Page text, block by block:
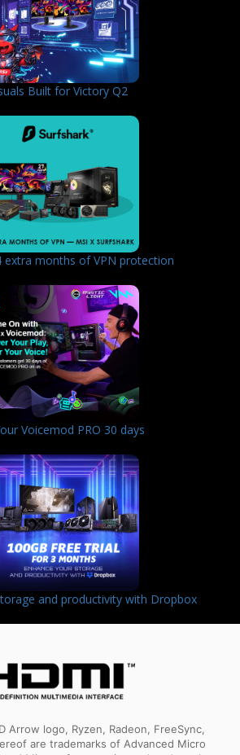
Built for Victory Q2
extra months of VPN protection
Voicemod PRO 30 days
and productivity with Dropbox
Arrow logo, Ryzen, Radeon, FreeSync,
are trademarks of Advanced Micro